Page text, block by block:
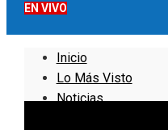
EN VIVO
Inicio
Lo Más Visto
Noticias